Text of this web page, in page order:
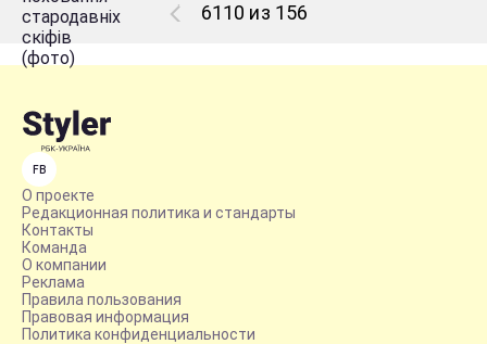
6110 из 156
FB
О проекте
Редакционная политика и стандарты
Контакты
Команда
О компании
Реклама
Правила пользования
Правовая информация
Политика конфиденциальности